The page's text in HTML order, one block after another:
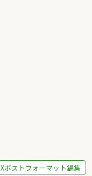
Xポストフォーマット編集